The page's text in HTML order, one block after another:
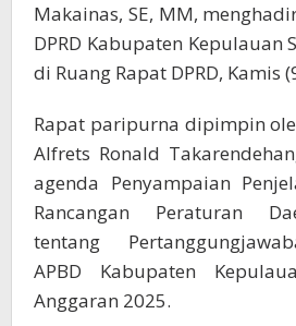
Makainas, SE, MM,
DPRD Kabupaten Kepulauan
di Ruang Rapat DPRD, Kamis
Rapat paripurna dipimpin
Alfrets Ronald
agenda Penyampaian
Rancangan Peraturan
tentang
APBD Kabupaten
Anggaran 2025.